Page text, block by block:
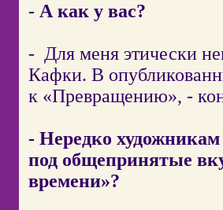
- А как у вас?
- Для меня этически
Кафки. В
к «Превращению», -
- Нередко художникам
под общепринятые
времени»?